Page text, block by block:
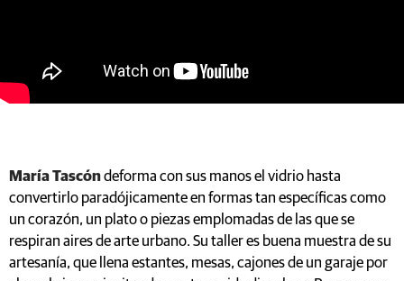
María Tascóndeforma con sus manos el vidrio hasta
convertirlo paradójicamente en formas tan específicas como
un corazón, un plato o piezas emplomadas de las que se
respiran aires de arte urbano. Su taller es buena muestra de su
artesanía, que llena estantes, mesas, cajones de un garaje por